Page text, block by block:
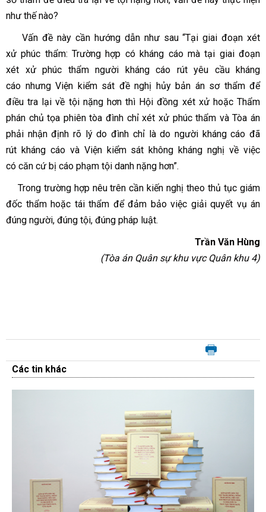
như thế nào?
Vấn đề này cần hướng dẫn như sau“Tại giai đoạn xét
xử phúc thẩm: Trường hợp có kháng cáo mà tại giai đoạn
xét xử phúc thẩm người kháng cáo rút yêu cầu kháng
cáo nhưng Viện kiểm sát đề nghị hủy bản án sơ thẩm để
điều tra lại về tội nặng hơn thì Hội đồng xét xử hoặc Thẩm
phán chủ tọa phiên tòa đình chỉ xét xử phúc thẩm và Tòa án
phải nhận định rõ lý do đình chỉ là do người kháng cáo đã
rút kháng cáo và Viện kiểm sát không kháng nghị về việc
có căn cứ bị cáo phạm tội danh nặng hơn”.
Trong trường hợp nêu trên cần kiến nghị theo thủ tục giám
đốc thẩm hoặc tái thẩm để đảm bảo việc giải quyết vụ án
đúng người, đúng tội, đúng pháp luật.
Trần Văn Hùng
(Tòa án Quân sự khu vực Quân khu 4)
Các tin khác